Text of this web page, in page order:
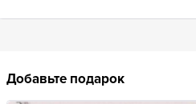
Добавьте подарок